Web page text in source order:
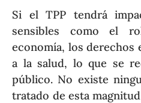
Si el TPP tendrá
sensibles como el
economía, los derechos
a la salud, lo que se
público. No existe
tratado de esta